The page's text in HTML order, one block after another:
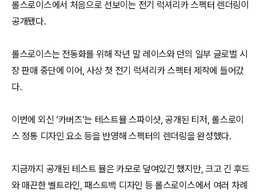
롤스로이스에서 처음으로 선보이는 전기 럭셔리카 스펙터 렌더링이
공개됐다.
롤스로이스는 전동화를 위해 작년 말 레이스와 던의 일부 글로벌 시
장 판매 중단에 이어, 사상 첫 전기 럭셔리카 스펙터 제작에 들어갔
다.
이번에 외신 ‘카버즈’는 테스트뮬 스파이샷, 공개된 티저, 롤스로이
스 정통 디자인 요소 등을 반영해 스펙터의 렌더링을 완성했다.
지금까지 공개된 테스트 뮬은 카모로 덮여있긴 했지만, 크고 긴 후드
와 매끈한 벨트라인, 패스트백 디자인 등 롤스로이스에서 여러 차례